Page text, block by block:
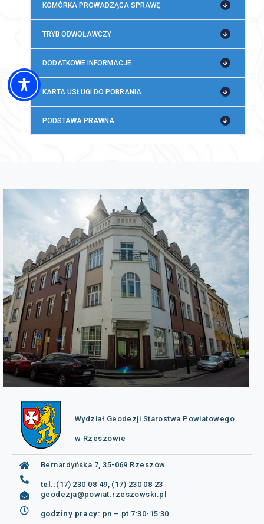
KOMÓRKA PROWADZĄCA SPRAWĘ
TRYB ODWOŁAWCZY
DODATKOWE INFORMACJE
KARTA USŁUGI DO POBRANIA
PODSTAWA PRAWNA
Wydział Geodezji Starostwa Powiatowego
w Rzeszowie
Bernardyńska 7, 35-069 Rzeszów
tel.:(17) 230 08 49, (17) 230 08 23
geodezja@powiat.rzeszowski.pl
godziny pracy: pn – pt 7:30-15:30